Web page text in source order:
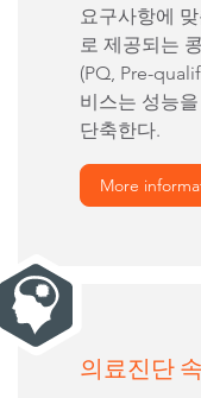
요구사항에
로 제공되는
(PQ, Pre-
비스는 성능
단축한다.
More
의료진단